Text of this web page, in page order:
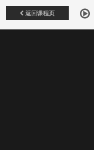
返回课程页